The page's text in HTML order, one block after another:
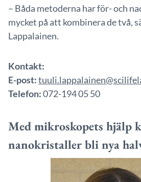
– Båda metoderna har för- och
mycket på att kombinera de två,
Lappalainen.
Kontakt:
E-post:
Telefon:072-194 05 50
Med mikroskopets hjälp
nanokristaller bli nya